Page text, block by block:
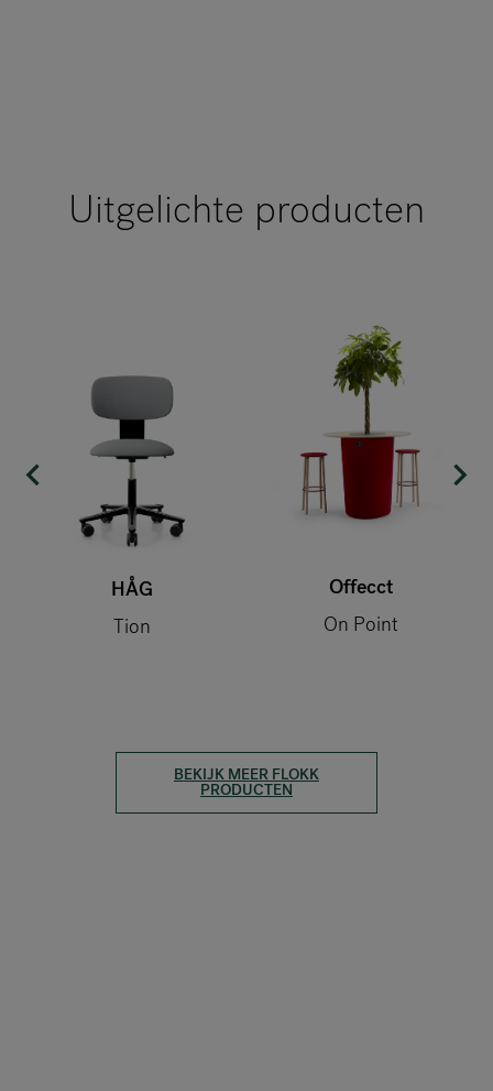
Uitgelichte producten
HÅG
Tion
Offecct
On Point
BEKIJK MEER FLOKK
PRODUCTEN